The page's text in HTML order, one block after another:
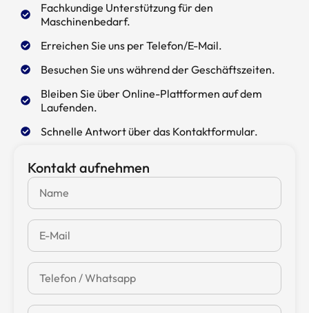
Fachkundige Unterstützung für den
Maschinenbedarf.
Erreichen Sie uns per Telefon/E-Mail.
Besuchen Sie uns während der Geschäftszeiten.
Bleiben Sie über Online-Plattformen auf dem
Laufenden.
Schnelle Antwort über das Kontaktformular.
Kontakt aufnehmen